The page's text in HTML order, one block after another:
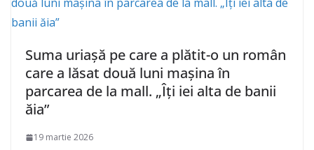
Suma uriaşă pe care a plătit-o un român
care a lăsat două luni maşina în
parcarea de la mall. „Îţi iei alta de banii
ăia”
19 martie 2026